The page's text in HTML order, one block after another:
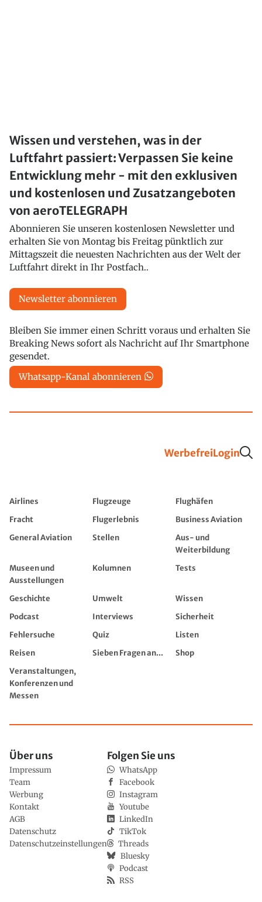
Wissen und verstehen, was in der
Luftfahrt passiert: Verpassen Sie keine
Entwicklung mehr - mit den exklusiven
und kostenlosen und Zusatzangeboten
von aeroTELEGRAPH
Abonnieren Sie unseren kostenlosen Newsletter und
erhalten Sie von Montag bis Freitag pünktlich zur
Mittagszeit die neuesten Nachrichten aus der Welt der
Luftfahrt direkt in Ihr Postfach..
Newsletter abonnieren
Bleiben Sie immer einen Schritt voraus und erhalten Sie
Breaking News sofort als Nachricht auf Ihr Smartphone
gesendet.
Whatsapp-Kanal abonnieren
WerbefreiLogin
Airlines Flugzeuge
Flughäfen
Fracht
Flugerlebnis
Business Aviation
General Aviation
Stellen
Aus- und
Weiterbildung
Museen und
Ausstellungen
Kolumnen Tests
Geschichte Umwelt
Wissen
Podcast
Interviews
Sicherheit
Fehlersuche
Quiz
Listen
Reisen
Sieben Fragen an...
Shop
Veranstaltungen,
Konferenzen und
Messen
Über uns
Impressum
Team
Werbung
Kontakt
AGB
Datenschutz
Datenschutzeinstellungen
Folgen Sie uns
WhatsApp
Facebook
Instagram
Youtube
LinkedIn
TikTok
Threads
Bluesky
Podcast
RSS